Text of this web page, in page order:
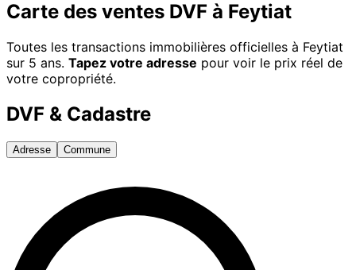
Carte des ventes DVF à Feytiat
Toutes les transactions immobilières officielles à Feytiat
sur 5 ans. Tapez votre adresse pour voir le prix réel de
votre copropriété.
DVF & Cadastre
Adresse Commune